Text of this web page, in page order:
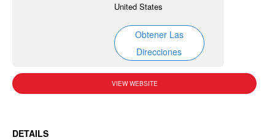
United States
Obtener Las
Direcciones
VIEW WEBSITE
DETAILS